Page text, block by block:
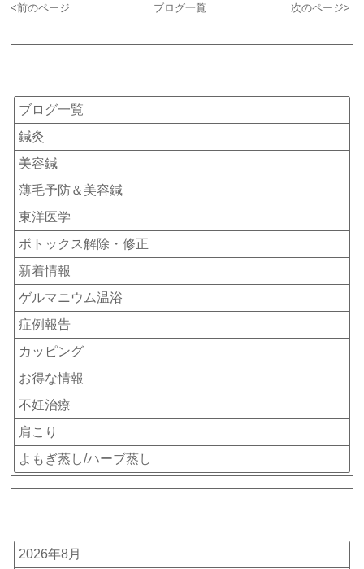
<前のページ ブログ一覧 次のページ>
ブログ一覧
鍼灸
美容鍼
薄毛予防＆美容鍼
東洋医学
ボトックス解除・修正
新着情報
ゲルマニウム温浴
症例報告
カッピング
お得な情報
不妊治療
肩こり
よもぎ蒸し/ハーブ蒸し
2026年8月